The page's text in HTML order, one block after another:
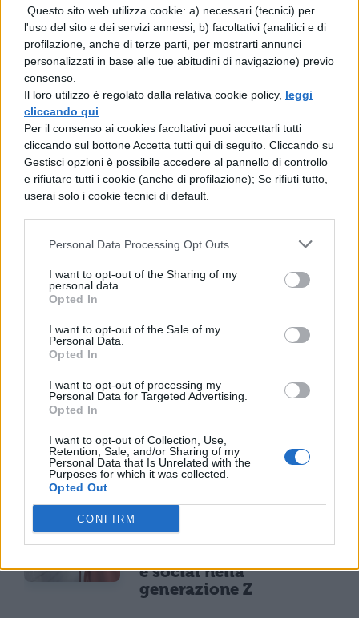
Questo sito web utilizza cookie: a) necessari (tecnici) per
l'uso del sito e dei servizi annessi; b) facoltativi (analitici e di
profilazione, anche di terze parti, per mostrarti annunci
personalizzati in base alle tue abitudini di navigazione) previo
consenso.
Il loro utilizzo è regolato dalla relativa cookie policy, leggi
cliccando qui
Per il consenso ai cookies facoltativi puoi accettarli tutti
cliccando sul bottone Accetta tutti qui di seguito. Cliccando su
Gestisci opzioni è possibile accedere al pannello di controllo
e rifiutare tutti i cookie (anche di profilazione); Se rifiuti tutto,
userai solo i cookie tecnici di default.
Personal Data Processing Opt Outs
I want to opt-out of the Sharing of my
personal data.
Opted In
I want to opt-out of the Sale of my
Personal Data.
Opted In
I want to opt-out of processing my
Personal Data for Targeted Advertising.
Opted In
I want to opt-out of Collection, Use,
Retention, Sale, and/or Sharing of my
Personal Data that Is Unrelated with the
Purposes for which it was collected.
Opted Out
CONFIRM
Conclude la nostra carrellata settimanale
dei video più hot del momentoMarco
Mengoni, con la sua“In Un Giorno
Qualunque”.Una ballad molto romantica,
sofferta, interpretata egregiamente dal
talentuosissimo prodotto di X-Factor.
Protagonista del video è lo stesso Marco, in
giacca e cravatta, e un… fucile, dal grande
significato metaforico…
minori di 15 anni dal 1°
settembre: come
dell'età
sei a rischio: l'allarme
e social nella
generazione Z